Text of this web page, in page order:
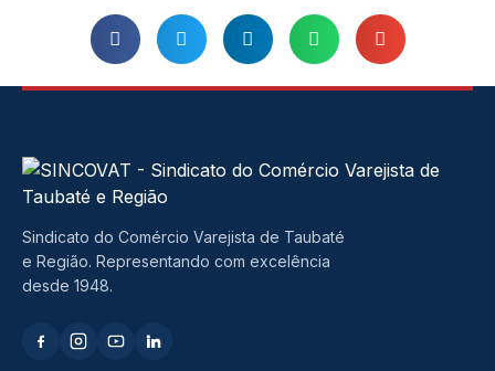
Sindicato do Comércio Varejista de Taubaté
e Região. Representando com excelência
desde 1948.